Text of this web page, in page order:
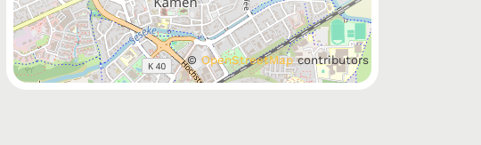
© OpenStreetMapcontributors